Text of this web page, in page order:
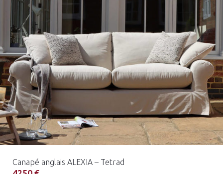
Canapé anglais ALEXIA – Tetrad